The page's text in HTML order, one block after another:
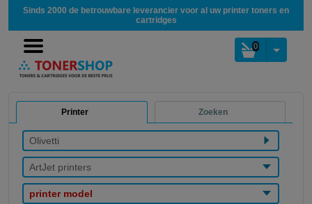
Sinds 2000 de betrouwbare leverancier voor al uw printer toners en
cartridges
0
Printer Zoeken
Olivetti
ArtJet printers
printer model